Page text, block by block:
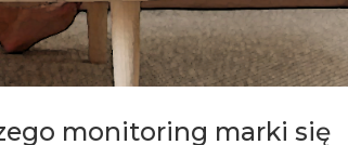
monitoring marki się